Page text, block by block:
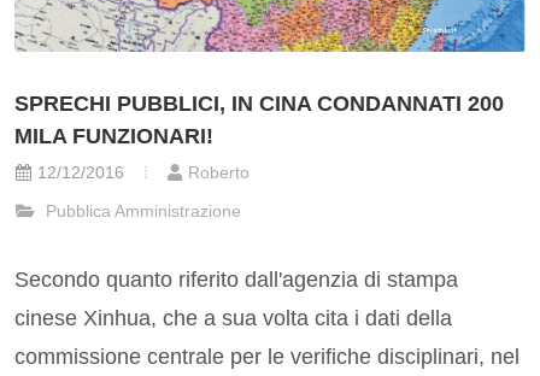
SPRECHI PUBBLICI, IN CINA CONDANNATI 200
MILA FUNZIONARI!
12/12/2016
Roberto
Pubblica Amministrazione
Secondo quanto riferito dall'agenzia di stampa
cinese Xinhua, che a sua volta cita i dati della
commissione centrale per le verifiche disciplinari, nel